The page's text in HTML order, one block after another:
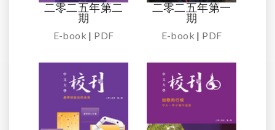
二零二五年第二
期
E-book | PDF
二零二五年第一
期
E-book | PDF